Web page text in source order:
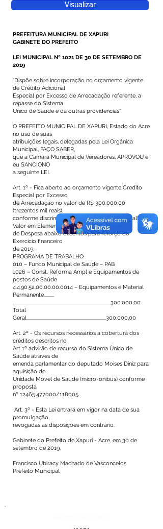
Visualizar
PREFEITURA MUNICIPAL DE XAPURI
GABINETE DO PREFEITO
LEI MUNICIPAL Nº 1021 DE 30 DE SETEMBRO DE
2019
“Dispõe sobre incorporação no orçamento vigente
de Crédito Adicional
Especial por Excesso de Arrecadação referente, a
repasse do Sistema
Unico de Saúde e dá outras providências”
O PREFEITO MUNICIPAL DE XAPURI, Estado do Acre
no uso de suas
atribuições legais, delegadas pela Lei Orgânica
Municipal, FAÇO SABER,
que a Câmara Municipal de Vereadores, APROVOU e
eu SANCIONO
a seguinte LEI.
Art. 1º - Fica aberto ao orçamento vigente Credito
Especial por Excesso
de Arrecadação no valor de R$ 300.000,00
(trezentos mil reais),
conforme discriminativo do Programa de Trabalho e
Valor em Elemento
de Despesa abaixo descritos para reforço do
Exercício financeiro
de 2019.
PROGRAMA DE TRABALHO
010 – Fundo Municipal de Saúde – PAB
1026 – Const. Reforma Ampl e Equipamentos de
postos de Saúde
4.4.90.52.00.00.00.0014 – Equipamentos e Material
Permanente..........
................................................................................................300.000,00
Total
Geral..............................................................................300.000,00
Art. 2º - Os recursos necessários a cobertura dos
créditos descritos no
Art 1º advirão de recurso do Sistema Único de
Saúde através de
emenda parlamentar do deputado Moises Diniz para
aquisição de
Unidade Mòvel de Saúde (micro-ônibus) conforme
proposta
nº 12465.477000/118005.
Art. 3º - Esta Lei entrará em vigor na data de sua
promulgação,
revogadas as disposições em contrário.
Gabinete do Prefeito de Xapuri - Acre, em 30 de
setembro de 2019.
Francisco Ubiracy Machado de Vasconcelos
Prefeito Municipal